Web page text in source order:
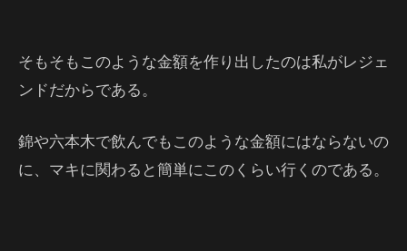
そもそもこのような金額を作り出したのは私がレジェ
ンドだからである。
錦や六本木で飲んでもこのような金額にはならないの
に、マキに関わると簡単にこのくらい行くのである。